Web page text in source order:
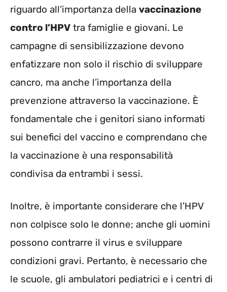
riguardo all’importanza della vaccinazione
contro l’HPV tra famiglie e giovani. Le
campagne di sensibilizzazione devono
enfatizzare non solo il rischio di sviluppare
cancro, ma anche l’importanza della
prevenzione attraverso la vaccinazione. È
fondamentale che i genitori siano informati
sui benefici del vaccino e comprendano che
la vaccinazione è una responsabilità
condivisa da entrambi i sessi.
Inoltre, è importante considerare che l’HPV
non colpisce solo le donne; anche gli uomini
possono contrarre il virus e sviluppare
condizioni gravi. Pertanto, è necessario che
le scuole, gli ambulatori pediatrici e i centri di